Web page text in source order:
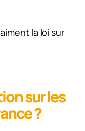
sur les
?
la loi sur